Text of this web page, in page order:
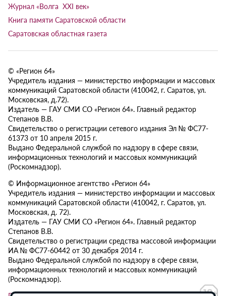
Журнал «Волга XXI век»
Книга памяти Саратовской области
Саратовская областная газета
© «Регион 64»
Учредитель издания — министерство информации и массовых
коммуникаций Саратовской области (410042, г. Саратов, ул.
Московская, д.72).
Издатель — ГАУ СМИ СО «Регион 64». Главный редактор
Степанов В.В.
Свидетельство о регистрации сетевого издания Эл № ФС77-
61373 от 10 апреля 2015 г.
Выдано Федеральной службой по надзору в сфере связи,
информационных технологий и массовых коммуникаций
(Роскомнадзор).
© Информационное агентство «Регион 64»
Учредитель издания — министерство информации и массовых
коммуникаций Саратовской области (410042, г. Саратов, ул.
Московская, д. 72).
Издатель — ГАУ СМИ СО «Регион 64». Главный редактор
Степанов В.В.
Свидетельство о регистрации средства массовой информации
ИА № ФС77-60442 от 30 декабря 2014 г.
Выдано Федеральной службой по надзору в сфере связи,
информационных технологий и массовых коммуникаций
(Роскомнадзор).